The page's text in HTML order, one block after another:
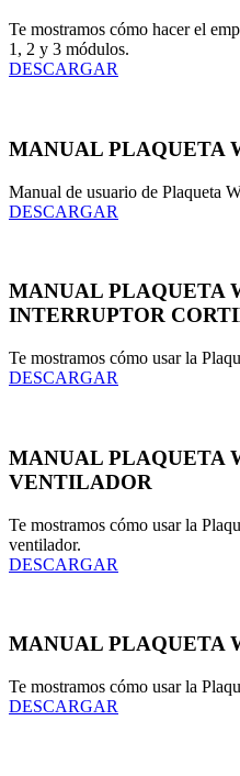
Te mostramos cómo hacer el
1, 2 y 3 módulos.
DESCARGAR
MANUAL PLAQUETA
Manual de usuario de Plaqueta
DESCARGAR
MANUAL PLAQUETA
INTERRUPTOR
Te mostramos cómo usar la
DESCARGAR
MANUAL PLAQUETA
VENTILADOR
Te mostramos cómo usar la
ventilador.
DESCARGAR
MANUAL PLAQUETA
Te mostramos cómo usar la
DESCARGAR